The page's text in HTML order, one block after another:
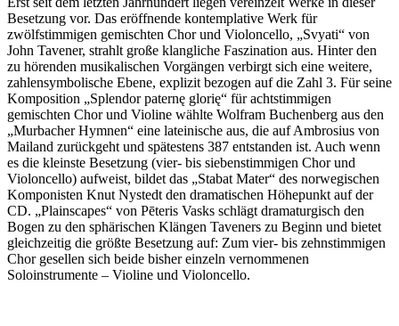
Besetzung vor. Das eröffnende kontemplative Werk für
zwölfstimmigen gemischten Chor und Violoncello, „Svyati“ von
John Tavener, strahlt große klangliche Faszination aus. Hinter den
zu hörenden musikalischen Vorgängen verbirgt sich eine weitere,
zahlensymbolische Ebene, explizit bezogen auf die Zahl 3. Für seine
Komposition „Splendor paternę glorię“ für achtstimmigen
gemischten Chor und Violine wählte Wolfram Buchenberg aus den
„Murbacher Hymnen“ eine lateinische aus, die auf Ambrosius von
Mailand zurückgeht und spätestens 387 entstanden ist. Auch wenn
es die kleinste Besetzung (vier- bis siebenstimmigen Chor und
Violoncello) aufweist, bildet das „Stabat Mater“ des norwegischen
Komponisten Knut Nystedt den dramatischen Höhepunkt auf der
CD. „Plainscapes“ von Pēteris Vasks schlägt dramaturgisch den
Bogen zu den sphärischen Klängen Taveners zu Beginn und bietet
gleichzeitig die größte Besetzung auf: Zum vier- bis zehnstimmigen
Chor gesellen sich beide bisher einzeln vernommenen
Soloinstrumente – Violine und Violoncello.